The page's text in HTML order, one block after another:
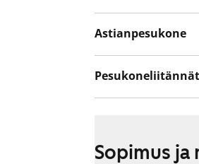
Astianpesukone
Pesukoneliitännät
Sopimus ja